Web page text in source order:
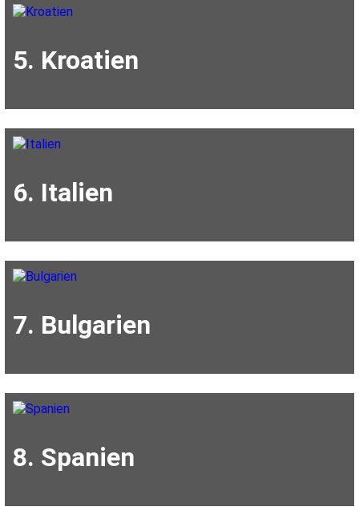
5. Kroatien
6. Italien
7. Bulgarien
8. Spanien